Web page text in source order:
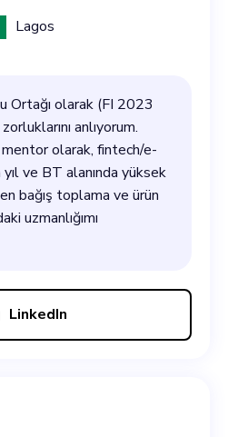
Lagos
Ortağı olarak (FI 2023
anlıyorum.
olarak, fintech/e-
yıl ve BT alanında yüksek
bağış toplama ve ürün
uzmanlığımı
LinkedIn